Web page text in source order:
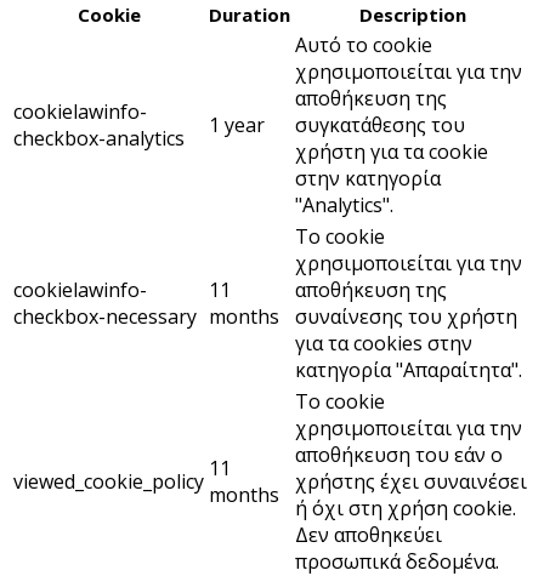
Cookie Duration Description
cookielawinfo-
checkbox-analytics
1 year
Αυτό το cookie
χρησιμοποιείται για την
αποθήκευση της
συγκατάθεσης του
χρήστη για τα cookie
στην κατηγορία
"Analytics".
cookielawinfo-
checkbox-necessary
11
months
Το cookie
χρησιμοποιείται για την
αποθήκευση της
συναίνεσης του χρήστη
για τα cookies στην
κατηγορία "Απαραίτητα".
viewed_cookie_policy 11
months
Το cookie
χρησιμοποιείται για την
αποθήκευση του εάν ο
χρήστης έχει συναινέσει
ή όχι στη χρήση cookie.
Δεν αποθηκεύει
προσωπικά δεδομένα.